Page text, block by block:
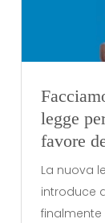
legge
favore
La nuova
introduce